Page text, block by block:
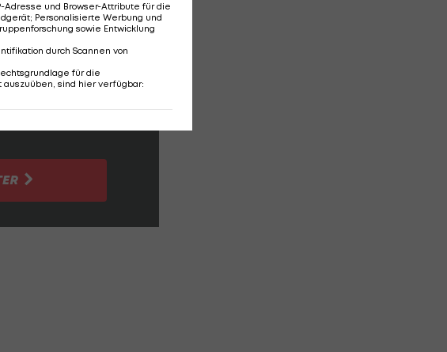
und Browser-Attribute für die
Personalisierte Werbung und
sowie Entwicklung
durch Scannen von
für die
sind hier verfügbar: